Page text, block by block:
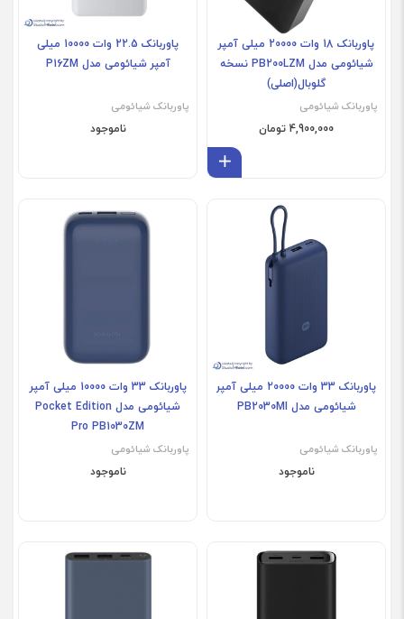
پاوربانک 18 وات 20000 میلی آمپر
شیائومی مدل PB200LZM نسخه
گلوبال(اصلی)
پاوربانک شیائومی
4,900,000 تومان
پاوربانک 22.5 وات 10000 میلی
آمپر شیائومی مدل P16ZM
پاوربانک شیائومی
ناموجود
پاوربانک 33 وات 20000 میلی آمپر
شیائومی مدل PB2030MI
پاوربانک شیائومی
ناموجود
پاوربانک 33 وات 10000 میلی آمپر
شیائومی مدل Pocket Edition
Pro PB1030ZM
پاوربانک شیائومی
ناموجود